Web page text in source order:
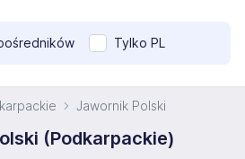
Tylko PL
Jawornik Polski
(Podkarpackie)